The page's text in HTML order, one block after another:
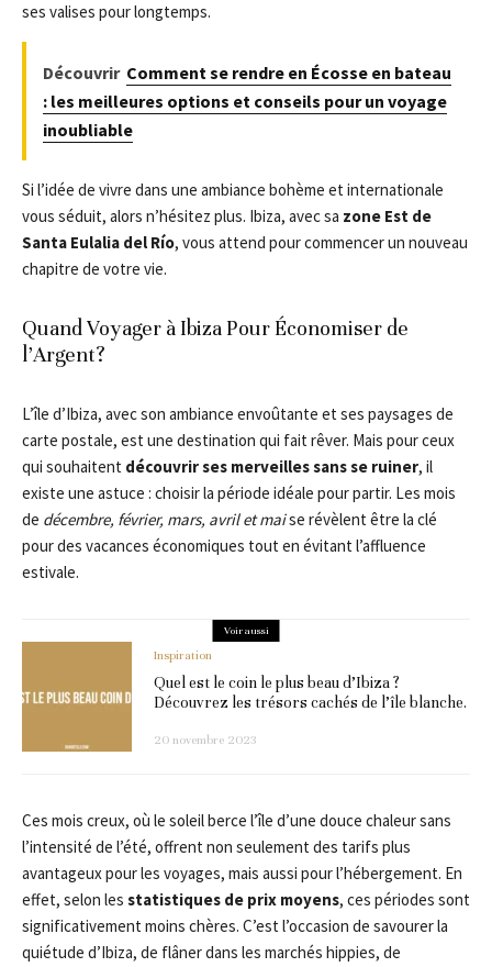
ses valises pour longtemps.
Découvrir Comment se rendre en Écosse en bateau
: les meilleures options et conseils pour un voyage
inoubliable
Si l’idée de vivre dans une ambiance bohème et internationale
vous séduit, alors n’hésitez plus. Ibiza, avec sa zone Est de
Santa Eulalia del Río, vous attend pour commencer un nouveau
chapitre de votre vie.
Quand Voyager à Ibiza Pour Économiser de
l’Argent?
L’île d’Ibiza, avec son ambiance envoûtante et ses paysages de
carte postale, est une destination qui fait rêver. Mais pour ceux
qui souhaitent découvrir ses merveilles sans se ruiner, il
existe une astuce : choisir la période idéale pour partir. Les mois
de décembre, février, mars, avril et maise révèlent être la clé
pour des vacances économiques tout en évitant l’affluence
estivale.
Voir aussi
Inspiration
Quel est le coin le plus beau d’Ibiza ?
Découvrez les trésors cachés de l’île blanche.
20 novembre 2023
Ces mois creux, où le soleil berce l’île d’une douce chaleur sans
l’intensité de l’été, offrent non seulement des tarifs plus
avantageux pour les voyages, mais aussi pour l’hébergement. En
effet, selon les statistiques de prix moyens, ces périodes sont
significativement moins chères. C’est l’occasion de savourer la
quiétude d’Ibiza, de flâner dans les marchés hippies, de